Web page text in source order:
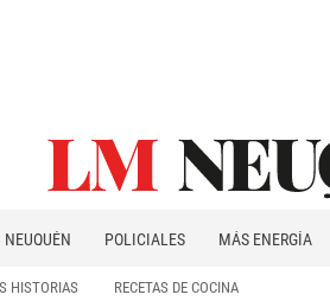
NEUQUÉN POLICIALES MÁS ENERGÍA
HISTORIAS RECETAS DE COCINA